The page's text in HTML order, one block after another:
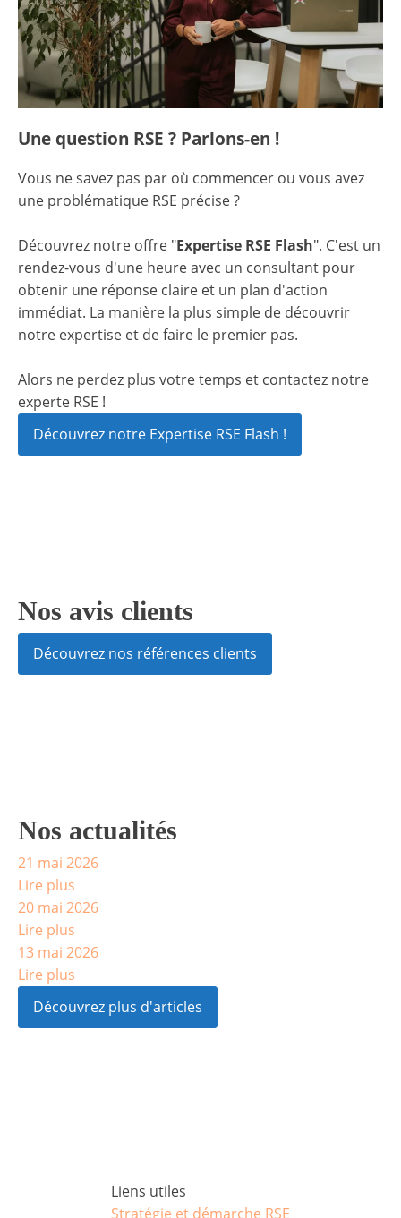
Une question RSE ? Parlons-en !
Vous ne savez pas par où commencer ou vous avez
une problématique RSE précise ?
Découvrez notre offre "Expertise RSE Flash". C'est un
rendez-vous d'une heure avec un consultant pour
obtenir une réponse claire et un plan d'action
immédiat. La manière la plus simple de découvrir
notre expertise et de faire le premier pas.
Alors ne perdez plus votre temps et contactez notre
experte RSE !
Découvrez notre Expertise RSE Flash !
Nos avis clients
Découvrez nos références clients
Nos actualités
21 mai 2026
Lire plus
20 mai 2026
Lire plus
13 mai 2026
Lire plus
Découvrez plus d'articles
Liens utiles
Stratégie et démarche RSE